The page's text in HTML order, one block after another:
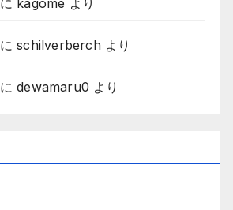
に kagome より
にschilverberchより
にdewamaru0 より